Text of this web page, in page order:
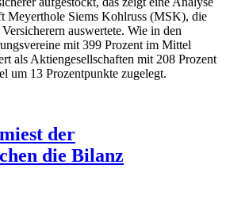
Meyerthole Siems Kohlruss (MSK), die
auswertete. Wie in den
mit 399 Prozent im Mittel
als Aktiengesellschaften mit 208 Prozent
um 13 Prozentpunkte zugelegt.
der
die Bilanz